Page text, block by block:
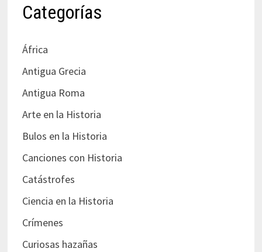
Categorías
África
Antigua Grecia
Antigua Roma
Arte en la Historia
Bulos en la Historia
Canciones con Historia
Catástrofes
Ciencia en la Historia
Crímenes
Curiosas hazañas